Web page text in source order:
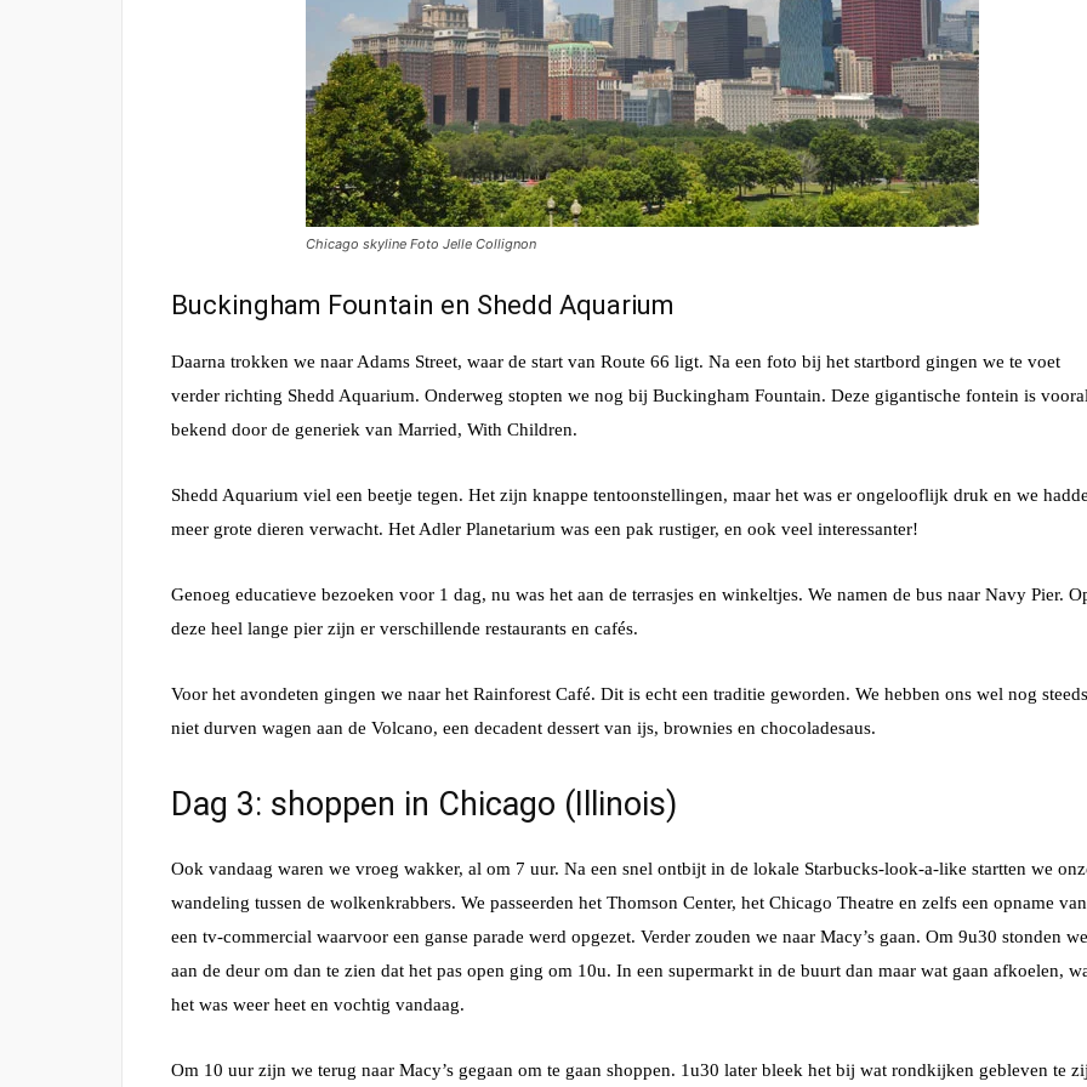
Chicago skyline Foto Jelle Collignon
Buckingham Fountain en Shedd Aquarium
Daarna trokken we naar Adams Street, waar de start van Route 66 ligt. Na een foto bij het startbord gingen we te voet
verder richting Shedd Aquarium. Onderweg stopten we nog bij Buckingham Fountain. Deze gigantische fontein is
bekend door de generiek van Married, With Children.
Shedd Aquarium viel een beetje tegen. Het zijn knappe tentoonstellingen, maar het was er ongelooflijk druk en we
meer grote dieren verwacht. Het Adler Planetarium was een pak rustiger, en ook veel interessanter!
Genoeg educatieve bezoeken voor 1 dag, nu was het aan de terrasjes en winkeltjes. We namen de bus naar Navy Pier.
deze heel lange pier zijn er verschillende restaurants en cafés.
Voor het avondeten gingen we naar het Rainforest Café. Dit is echt een traditie geworden. We hebben ons wel nog steeds
niet durven wagen aan de Volcano, een decadent dessert van ijs, brownies en chocoladesaus.
Dag 3: shoppen in Chicago (Illinois)
Ook vandaag waren we vroeg wakker, al om 7 uur. Na een snel ontbijt in de lokale Starbucks-look-a-like startten we
wandeling tussen de wolkenkrabbers. We passeerden het Thomson Center, het Chicago Theatre en zelfs een opname van
een tv-commercial waarvoor een ganse parade werd opgezet. Verder zouden we naar Macy’s gaan. Om 9u30 stonden we
aan de deur om dan te zien dat het pas open ging om 10u. In een supermarkt in de buurt dan maar wat gaan afkoelen,
het was weer heet en vochtig vandaag.
Om 10 uur zijn we terug naar Macy’s gegaan om te gaan shoppen. 1u30 later bleek het bij wat rondkijken gebleven te